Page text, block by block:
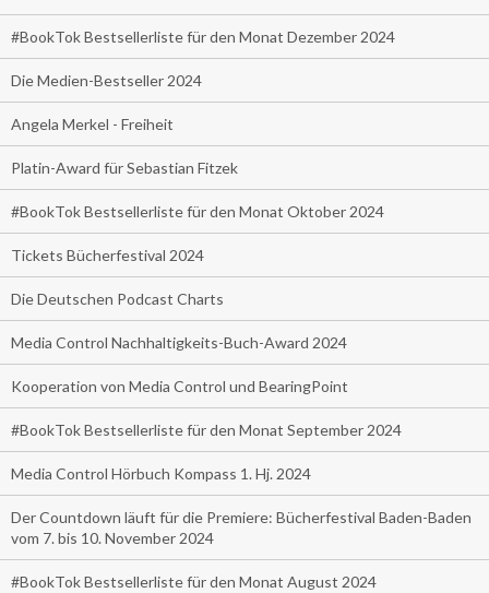
#BookTok Bestsellerliste für den Monat Dezember 2024
Die Medien-Bestseller 2024
Angela Merkel - Freiheit
Platin-Award für Sebastian Fitzek
#BookTok Bestsellerliste für den Monat Oktober 2024
Tickets Bücherfestival 2024
Die Deutschen Podcast Charts
Media Control Nachhaltigkeits-Buch-Award 2024
Kooperation von Media Control und BearingPoint
#BookTok Bestsellerliste für den Monat September 2024
Media Control Hörbuch Kompass 1. Hj. 2024
Der Countdown läuft für die Premiere: Bücherfestival Baden-Baden
vom 7. bis 10. November 2024
#BookTok Bestsellerliste für den Monat August 2024